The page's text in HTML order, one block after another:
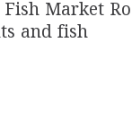
Market
and fish